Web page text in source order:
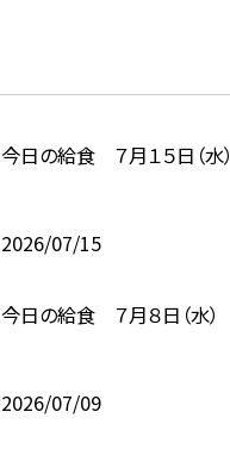
今日の給食 ７月１５日（水）
2026/07/15
今日の給食 ７月８日（水）
2026/07/09